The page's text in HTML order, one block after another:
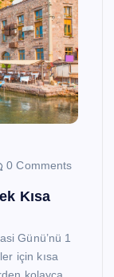
0 Comments
Kısa
Günü’nü 1
için kısa